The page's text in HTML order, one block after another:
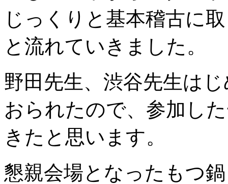
じっくりと基本稽古に
と流れていきました。
野田先生、渋谷先生は
おられたので、参加し
きたと思います。
懇親会場となったもつ